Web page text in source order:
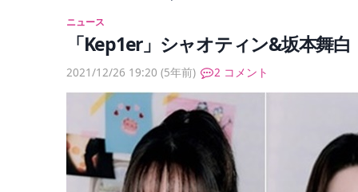
ニュース
「Kep1er」シャオティン&坂本舞
2021/12/26 19:20 (5年前) 2 コメント